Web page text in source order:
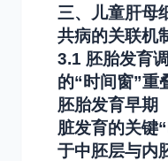
三、儿童肝母
共病的关联机
3.1 胚胎发育
的“时间窗”重
胚胎发育早期
脏发育的关键
于中胚层与内